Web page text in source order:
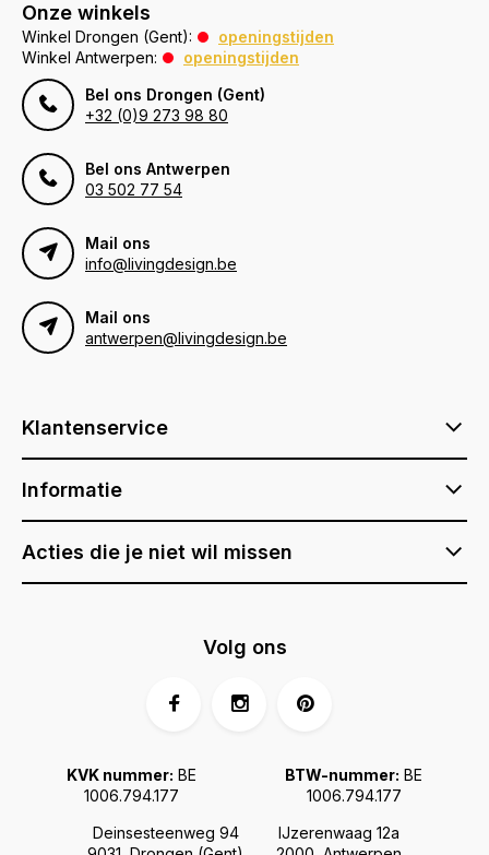
Onze winkels
Winkel Drongen (Gent):
openingstijden
Winkel Antwerpen:
openingstijden
Bel ons Drongen (Gent)
+32 (0)9 273 98 80
Bel ons Antwerpen
03 502 77 54
Mail ons
info@livingdesign.be
Mail ons
antwerpen@livingdesign.be
Klantenservice
Informatie
Acties die je niet wil missen
Deinsesteenweg 94
IJzerenwaag 12a
KVK nummer: BE
1006.794.177
BTW-nummer: BE
1006.794.177
Volg ons